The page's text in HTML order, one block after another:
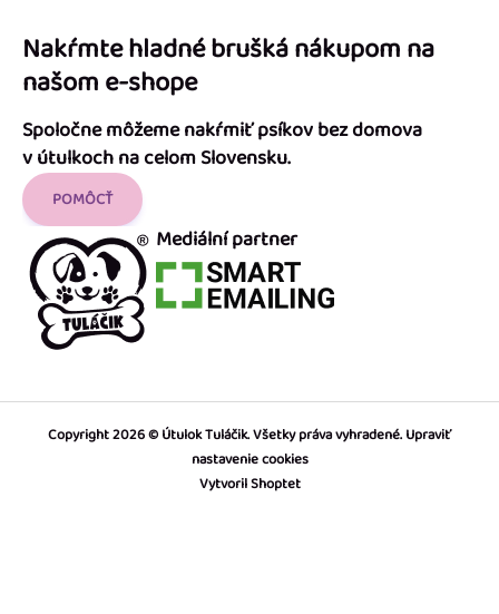
Nakŕmte hladné brušká nákupom na
našom e-shope
Spoločne môžeme nakŕmiť psíkov bez domova
v útulkoch na celom Slovensku.
POMÔCŤ
Mediální partner
Vytvoril Shoptet
Copyright 2026 Útulok Tuláčik. Všetky práva vyhradené.Upraviť
nastavenie cookies